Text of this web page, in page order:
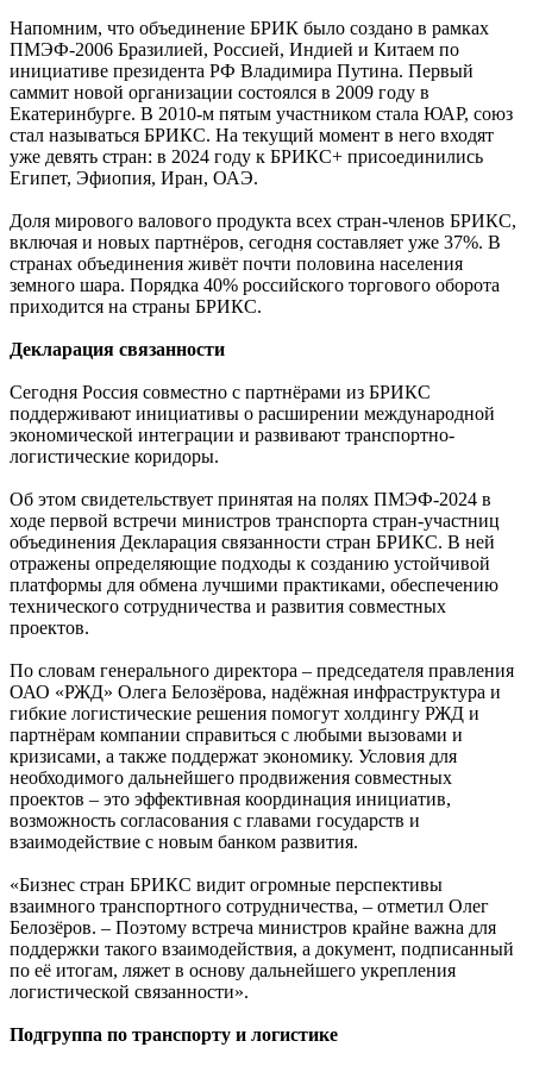
Напомним, что объединение БРИК было создано в рамках
ПМЭФ-2006 Бразилией, Россией, Индией и Китаем по
инициативе президента РФ Владимира Путина. Первый
саммит новой организации состоялся в 2009 году в
Екатеринбурге. В 2010-м пятым участником стала ЮАР, союз
стал называться БРИКС. На текущий момент в него входят
уже девять стран: в 2024 году к БРИКС+ присоединились
Египет, Эфиопия, Иран, ОАЭ.
Доля мирового валового продукта всех стран-членов БРИКС,
включая и новых партнёров, сегодня составляет уже 37%. В
странах объединения живёт почти половина населения
земного шара. Порядка 40% российского торгового оборота
приходится на страны БРИКС.
Декларация связанности
Сегодня Россия совместно с партнёрами из БРИКС
поддерживают инициативы о расширении международной
экономической интеграции и развивают транспортно-
логистические коридоры.
Об этом свидетельствует принятая на полях ПМЭФ-2024 в
ходе первой встречи министров транспорта стран-участниц
объединения Декларация связанности стран БРИКС. В ней
отражены определяющие подходы к созданию устойчивой
платформы для обмена лучшими практиками, обеспечению
технического сотрудничества и развития совместных
проектов.
По словам генерального директора – председателя правления
ОАО «РЖД» Олега Белозёрова, надёжная инфраструктура и
гибкие логистические решения помогут холдингу РЖД и
партнёрам компании справиться с любыми вызовами и
кризисами, а также поддержат экономику. Условия для
необходимого дальнейшего продвижения совместных
проектов – это эффективная координация инициатив,
возможность согласования с главами государств и
взаимодействие с новым банком развития.
«Бизнес стран БРИКС видит огромные перспективы
взаимного транспортного сотрудничества, – отметил Олег
Белозёров. – Поэтому встреча министров крайне важна для
поддержки такого взаимодействия, а документ, подписанный
по её итогам, ляжет в основу дальнейшего укрепления
логистической связанности».
Подгруппа по транспорту и логистике